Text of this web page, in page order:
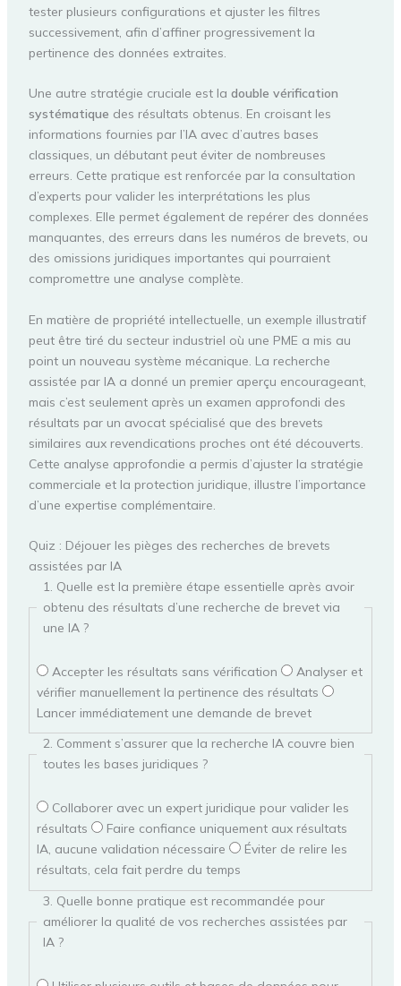
tester plusieurs configurations et ajuster les filtres
successivement, afin d’affiner progressivement la
pertinence des données extraites.
Une autre stratégie cruciale est la double vérification
systématique des résultats obtenus. En croisant les
informations fournies par l’IA avec d’autres bases
classiques, un débutant peut éviter de nombreuses
erreurs. Cette pratique est renforcée par la consultation
d’experts pour valider les interprétations les plus
complexes. Elle permet également de repérer des données
manquantes, des erreurs dans les numéros de brevets, ou
des omissions juridiques importantes qui pourraient
compromettre une analyse complète.
En matière de propriété intellectuelle, un exemple illustratif
peut être tiré du secteur industriel où une PME a mis au
point un nouveau système mécanique. La recherche
assistée par IA a donné un premier aperçu encourageant,
mais c’est seulement après un examen approfondi des
résultats par un avocat spécialisé que des brevets
similaires aux revendications proches ont été découverts.
Cette analyse approfondie a permis d’ajuster la stratégie
commerciale et la protection juridique, illustre l’importance
d’une expertise complémentaire.
Quiz : Déjouer les pièges des recherches de brevets
assistées par IA
1. Quelle est la première étape essentielle après avoir
obtenu des résultats d’une recherche de brevet via
une IA ?
Accepter les résultats sans vérification
Analyser et
vérifier manuellement la pertinence des résultats
Lancer immédiatement une demande de brevet
2. Comment s’assurer que la recherche IA couvre bien
toutes les bases juridiques ?
Collaborer avec un expert juridique pour valider les
résultats
Faire confiance uniquement aux résultats
IA, aucune validation nécessaire
Éviter de relire les
résultats, cela fait perdre du temps
3. Quelle bonne pratique est recommandée pour
améliorer la qualité de vos recherches assistées par
IA ?